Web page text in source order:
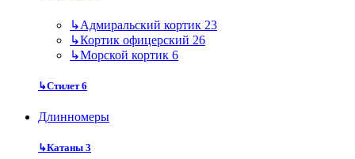
↳Адмиральский кортик 23
↳Кортик офицерский 26
↳Морской кортик 6
↳Стилет6
Длинномеры
↳Катаны 3